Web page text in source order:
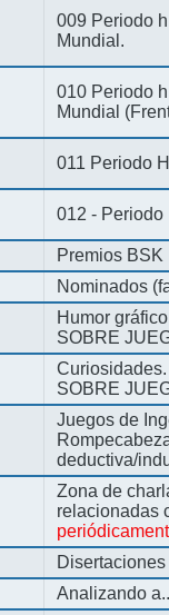
009 Periodo
Mundial.
010 Periodo
Mundial
011 Periodo
012 - Periodo
Premios BSK
Nominados
Humor
SOBRE
SOBRE
Juegos de
deductiva/
Zona de
relacionadas
Analizando